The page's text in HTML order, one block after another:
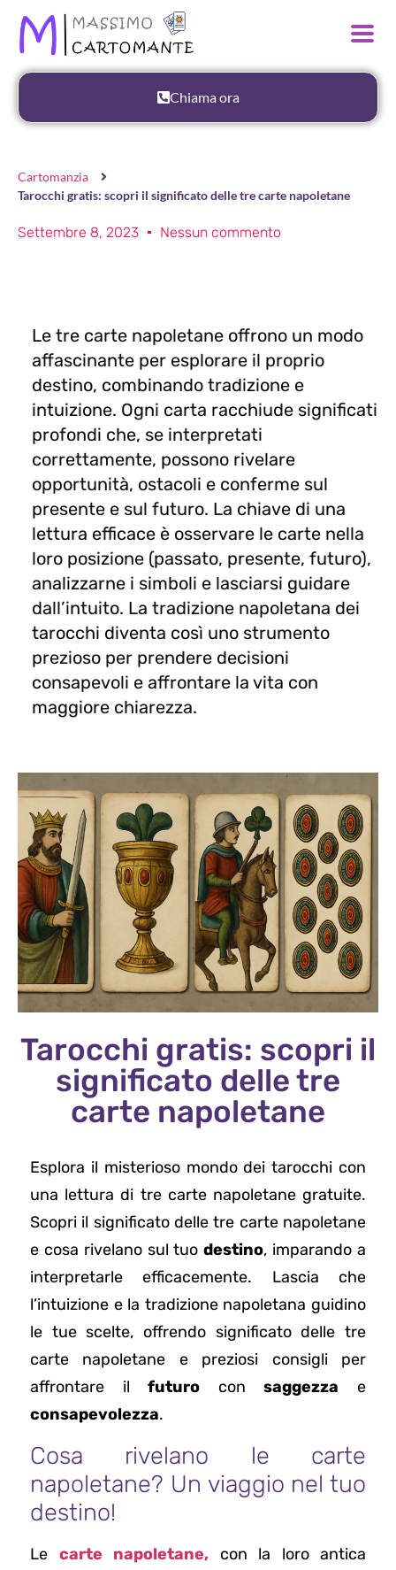
Chiama ora
Cartomanzia
Tarocchi gratis: scopri il significato delle tre carte napoletane
Settembre 8, 2023 Nessun commento
Le tre carte napoletane offrono un modo
affascinante per esplorare il proprio
destino, combinando tradizione e
intuizione. Ogni carta racchiude significati
profondi che, se interpretati
correttamente, possono rivelare
opportunità, ostacoli e conferme sul
presente e sul futuro. La chiave di una
lettura efficace è osservare le carte nella
loro posizione (passato, presente, futuro),
analizzarne i simboli e lasciarsi guidare
dall’intuito. La tradizione napoletana dei
tarocchi diventa così uno strumento
prezioso per prendere decisioni
consapevoli e affrontare la vita con
maggiore chiarezza.
Tarocchi gratis: scopri il
significato delle tre
carte napoletane
Esplora il misterioso mondo dei tarocchi con
una lettura di tre carte napoletane gratuite.
Scopri il significato delle tre carte napoletane
e cosa rivelano sul tuodestino, imparando a
interpretarle efficacemente. Lascia che
l’intuizione e la tradizione napoletana guidino
le tue scelte, offrendo significato delle tre
carte napoletane e preziosi consigli per
affrontare ilfuturo consaggezzae
consapevolezza.
Cosa rivelano le carte
napoletane? Un viaggio nel tuo
destino!
Le carte napoletane, con la loro antica